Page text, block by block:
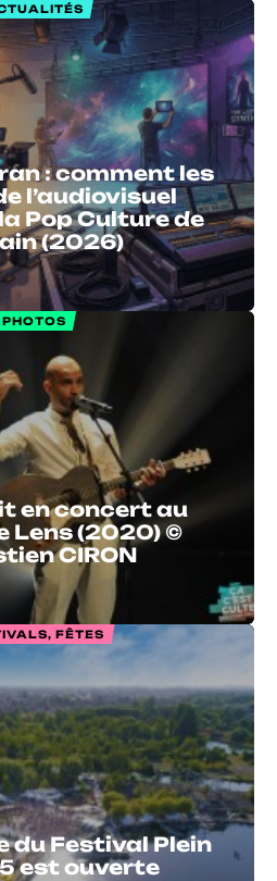
: comment les
l’audiovisuel
Pop Culture de
(2026)
PHOTOS
en concert au
Lens (2020) ©
CIRON
FÊTES
du Festival Plein
est ouverte